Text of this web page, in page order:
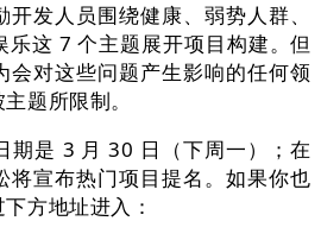
发人员围绕健康、弱势人群、
这 7 个主题展开项目构建。但
会对这些问题产生影响的任何领
题所限制。
是 3 月 30 日（下周一）；在
将宣布热门项目提名。如果你也
方地址进入：